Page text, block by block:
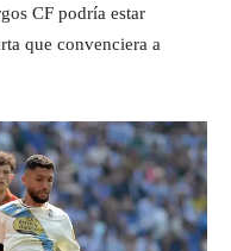
CF podría estar
que convenciera a